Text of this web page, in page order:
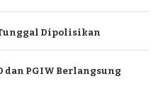
Dipolisikan
dan PGIW Berlangsung